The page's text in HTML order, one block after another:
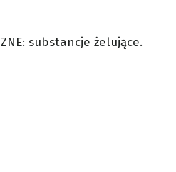
substancje żelujące.